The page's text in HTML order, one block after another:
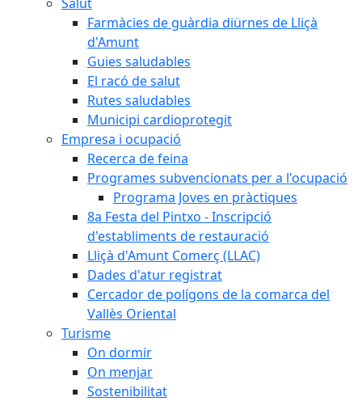
Farmàcies de guàrdia diürnes de Lliçà
d'Amunt
Guies saludables
El racó de salut
Rutes saludables
Municipi cardioprotegit
Empresa i ocupació
Recerca de feina
Programes subvencionats per a l'ocupació
Programa Joves en pràctiques
8a Festa del Pintxo - Inscripció
d'establiments de restauració
Lliçà d'Amunt Comerç (LLAC)
Dades d'atur registrat
Cercador de polígons de la comarca del
Vallès Oriental
Turisme
On dormir
On menjar
Sostenibilitat